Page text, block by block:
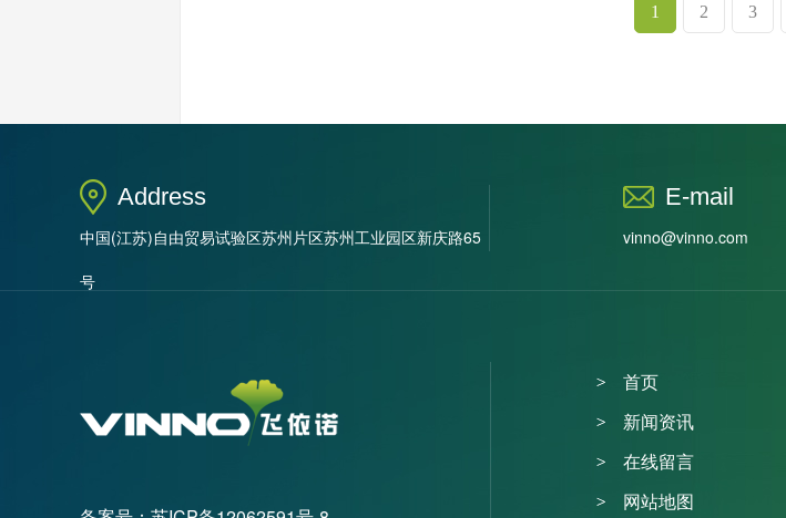
1 2 3
Address
中国(江苏)自由贸易试验区苏州片区苏州工业园区新庆路65
号
E-mail
vinno@vinno.com
首页
新闻资讯
在线留言
网站地图